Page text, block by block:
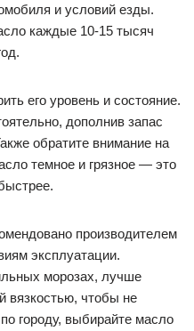
и условий езды.
каждые 10-15 тысяч
его уровень и состояние.
дополнив запас
обратите внимание на
темное и грязное — это
производителем
эксплуатации.
морозах, лучше
вязкостью, чтобы не
городу, выбирайте масло